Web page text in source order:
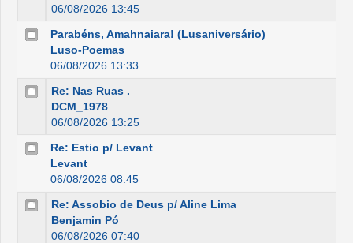
06/08/2026 13:45
Parabéns, Amahnaiara! (Lusaniversário)
Luso-Poemas
06/08/2026 13:33
Re: Nas Ruas .
DCM_1978
06/08/2026 13:25
Re: Estio p/ Levant
Levant
06/08/2026 08:45
Re: Assobio de Deus p/ Aline Lima
Benjamin Pó
06/08/2026 07:40